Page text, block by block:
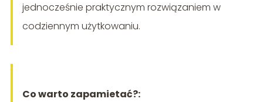
jednocześnie praktycznym rozwiązaniem w
codziennym użytkowaniu.
Co warto zapamietać?: